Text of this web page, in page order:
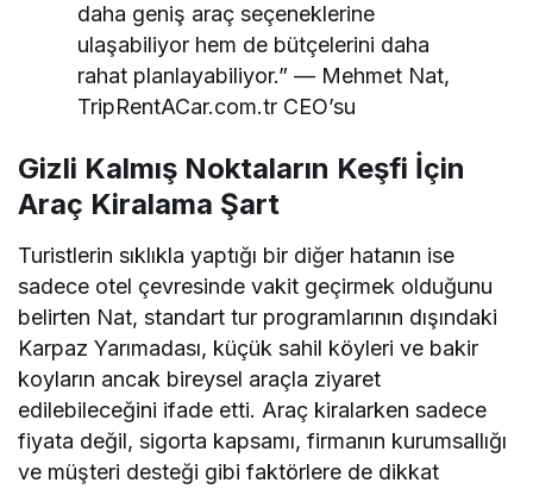
daha geniş araç seçeneklerine
ulaşabiliyor hem de bütçelerini daha
rahat planlayabiliyor.” — Mehmet Nat,
TripRentACar.com.tr CEO’su
Gizli Kalmış Noktaların Keşfi İçin
Araç Kiralama Şart
Turistlerin sıklıkla yaptığı bir diğer hatanın ise
sadece otel çevresinde vakit geçirmek olduğunu
belirten Nat, standart tur programlarının dışındaki
Karpaz Yarımadası, küçük sahil köyleri ve bakir
koyların ancak bireysel araçla ziyaret
edilebileceğini ifade etti. Araç kiralarken sadece
fiyata değil, sigorta kapsamı, firmanın kurumsallığı
ve müşteri desteği gibi faktörlere de dikkat